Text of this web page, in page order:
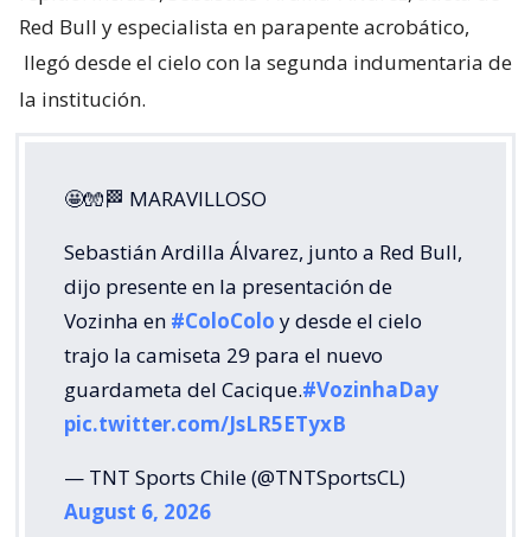
Red Bull y especialista en parapente acrobático,
llegó desde el cielo con la segunda indumentaria de
la institución.
🤩🧤🏁 MARAVILLOSO
Sebastián Ardilla Álvarez, junto a Red Bull,
dijo presente en la presentación de
Vozinha en #ColoColo y desde el cielo
trajo la camiseta 29 para el nuevo
guardameta del Cacique.#VozinhaDay
pic.twitter.com/JsLR5ETyxB
— TNT Sports Chile (@TNTSportsCL)
August 6, 2026